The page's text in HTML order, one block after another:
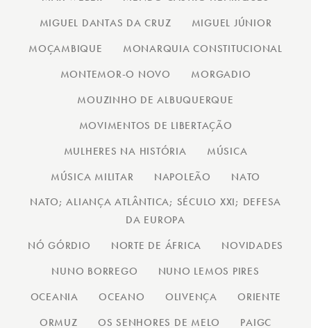
MIGUEL DANTAS DA CRUZ
MIGUEL JÚNIOR
MOÇAMBIQUE
MONARQUIA CONSTITUCIONAL
MONTEMOR-O NOVO
MORGADIO
MOUZINHO DE ALBUQUERQUE
MOVIMENTOS DE LIBERTAÇÃO
MULHERES NA HISTÓRIA
MÚSICA
MÚSICA MILITAR
NAPOLEÃO
NATO
NATO; ALIANÇA ATLÂNTICA; SÉCULO XXI; DEFESA
DA EUROPA
NÓ GÓRDIO
NORTE DE ÁFRICA
NOVIDADES
NUNO BORREGO
NUNO LEMOS PIRES
OCEANIA
OCEANO OLIVENÇA
ORIENTE
ORMUZ
OS SENHORES DE MELO PAIGC